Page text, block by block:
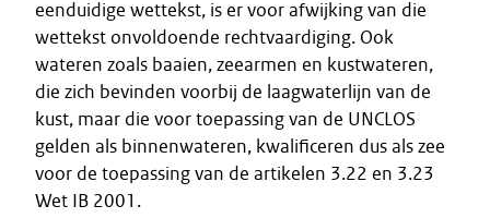
eenduidige wettekst, is er voor afwijking van die
wettekst onvoldoende rechtvaardiging. Ook
wateren zoals baaien, zeearmen en kustwateren,
die zich bevinden voorbij de laagwaterlijn van de
kust, maar die voor toepassing van de UNCLOS
gelden als binnenwateren, kwalificeren dus als zee
voor de toepassing van de artikelen 3.22 en 3.23
Wet IB 2001.